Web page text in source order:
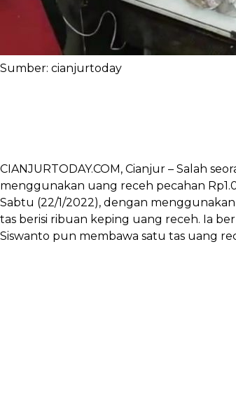
Sumber: cianjurtoday
CIANJURTODAY.COM, Cianjur – Salah
menggunakan uang receh pecahan
Sabtu (22/1/2022), dengan
tas berisi ribuan keping uang receh. Ia
Siswanto pun membawa satu tas uang